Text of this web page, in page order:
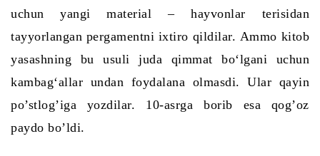
uchun yangi material – hayvonlar terisidan
tayyorlangan pergamentni ixtiro qildilar. Ammo kitob
yasashning bu usuli juda qimmat bo‘lgani uchun
kambag‘allar undan foydalana olmasdi. Ular qayin
po’stlog’iga yozdilar. 10-asrga borib esa qog’oz
paydo bo’ldi.